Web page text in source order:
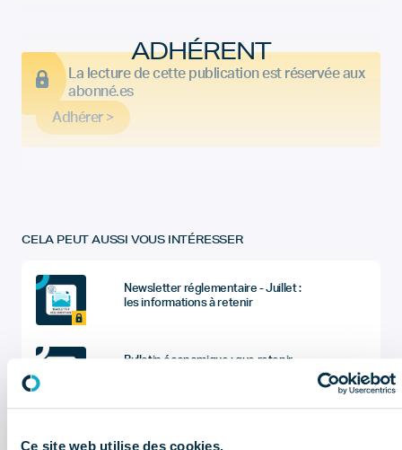
Ce site web utilise des cookies.
ADHÉRENT
La lecture de cette publication est réservée aux
abonné.es
Adhérer >
CELA PEUT AUSSI VOUS INTÉRESSER
Newsletter réglementaire - Juillet :
les informations à retenir
Bulletin économique : que retenir
chiffres à retenir de l'enquête